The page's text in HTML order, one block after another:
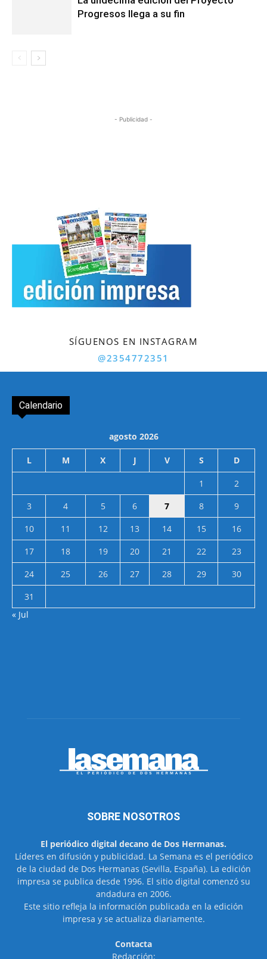
Progresos llega a su fin
- Publicidad -
SÍGUENOS EN INSTAGRAM
@2354772351
Calendario
agosto 2026
L M X J V S D
1
2
3
4 5 6 7 8
9
10
11 12 13 14 15
16
17
18 19 20 21 22
23
24
25 26 27 28 29
30
31
« Jul
SOBRE NOSOTROS
El periódico digital decano de Dos Hermanas.
Líderes en difusión y publicidad. La Semana es el periódico
de la ciudad de Dos Hermanas (Sevilla, España). La edición
impresa se publica desde 1996. El sitio digital comenzó su
andadura en 2006.
Este sitio refleja la información publicada en la edición
impresa y se actualiza diariamente.
Contacta
Redacción: